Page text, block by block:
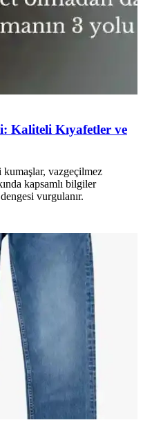
Kaliteli Kıyafetler ve
vazgeçilmez
kapsamlı bilgiler
vurgulanır.